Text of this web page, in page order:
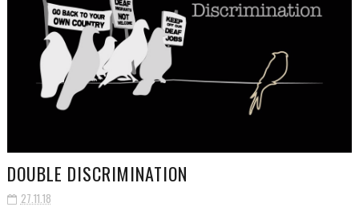
DOUBLE DISCRIMINATION
27.11.18